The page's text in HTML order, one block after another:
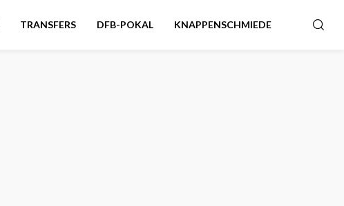
TRANSFERS DFB-POKAL KNAPPENSCHMIEDE